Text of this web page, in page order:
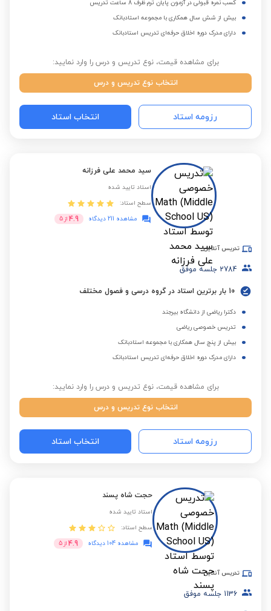
کسب نمره قبولی در آزمون پایان ترم ظرف 8 ساعت تدریس
بیش از شش سال همکاری با مجموعه استادبانک
دارای مدرک دوره اخلاق حرفه‌ای تدریس استادبانک
برای مشاهده قیمت، نوع تدریس و درس را وارد نمایید:
انتخاب نوع تدریس و درس
رزومه استاد انتخاب استاد
سید محمد علی فرزانه
استاد تایید شده
سطح استاد:
مشاهده 211 دیدگاه
4.9 از 5
تدریس آنلاین
2784 جلسه موفق
10 بار برترین استاد در گروه درسی و فصول مختلف
دکترا ریاضی از دانشگاه بیرجند
تدریس خصوصی ریاضی
بیش از پنج سال همکاری با مجموعه استادبانک
دارای مدرک دوره اخلاق حرفه‌ای تدریس استادبانک
برای مشاهده قیمت، نوع تدریس و درس را وارد نمایید:
انتخاب نوع تدریس و درس
رزومه استاد انتخاب استاد
حجت شاه پسند
استاد تایید شده
سطح استاد:
مشاهده 104 دیدگاه
4.9 از 5
تدریس آنلاین
1136 جلسه موفق